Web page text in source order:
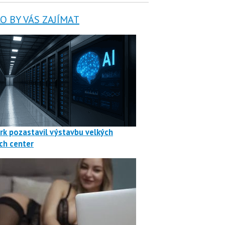
BY VÁS ZAJÍMAT
pozastavil výstavbu velkých
center